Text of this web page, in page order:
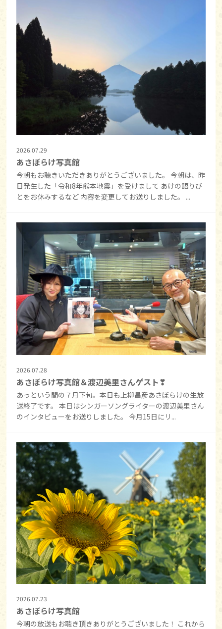
2026.07.29
あさぼらけ写真館
今朝もお聴きいただきありがとうございました。 今朝は、昨
日発生した「令和8年熊本地震」を受けまして あけの語りび
とをお休みするなど 内容を変更してお送りしました。 ...
2026.07.28
あさぼらけ写真館＆渡辺美里さんゲスト❣
あっという間の７月下旬。本日も上柳昌彦あさぼらけの生放
送終了です。 本日はシンガーソングライターの渡辺美里さん
のインタビューをお送りしました。 今月15日にリ...
2026.07.23
あさぼらけ写真館
今朝の放送もお聴き頂きありがとうございました！ これから